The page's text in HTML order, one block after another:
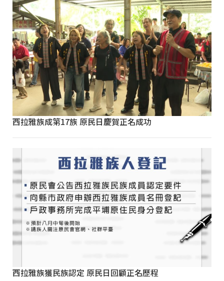
西拉雅族成第17族 原民日慶賀正名成功
西拉雅族獲民族認定 原民日回顧正名歷程